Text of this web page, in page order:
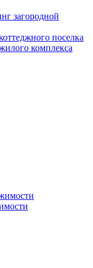
загородной
поселка
комплекса